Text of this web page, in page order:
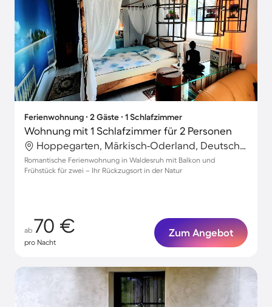
Ferienwohnung ∙ 2 Gäste ∙ 1 Schlafzimmer
Wohnung mit 1 Schlafzimmer für 2 Personen
Hoppegarten, Märkisch-Oderland, Deutschland
Romantische Ferienwohnung in Waldesruh mit Balkon und
Frühstück für zwei – Ihr Rückzugsort in der Natur
ab 70 €
pro Nacht
Zum Angebot